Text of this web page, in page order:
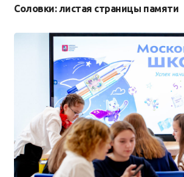
Соловки: листая страницы памяти